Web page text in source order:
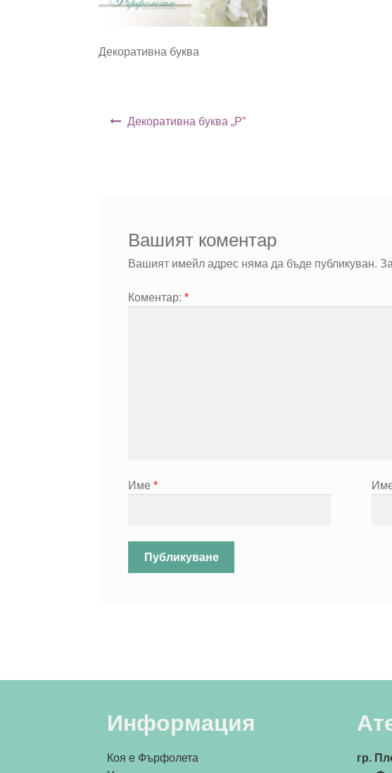
Декоративна буква
Навигация
Декоративна буква „Р”
Вашият коментар
Вашият имейл адрес няма да бъде публикуван.
Коментар: *
Име *
Информация
Коя е Фърфолета
гр.